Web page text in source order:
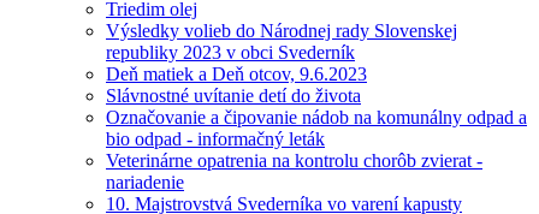
Triedim olej
Výsledky volieb do Národnej rady Slovenskej
republiky 2023 v obci Svederník
Deň matiek a Deň otcov, 9.6.2023
Slávnostné uvítanie detí do života
Označovanie a čipovanie nádob na komunálny odpad a
bio odpad - informačný leták
Veterinárne opatrenia na kontrolu chorôb zvierat -
nariadenie
10. Majstrovstvá Svederníka vo varení kapusty